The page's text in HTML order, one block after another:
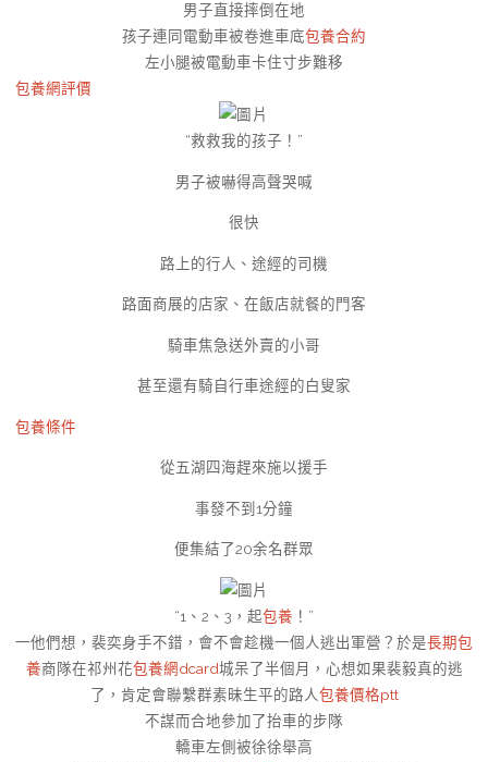
男子直接摔倒在地
孩子連同電動車被卷進車底包養合約
左小腿被電動車卡住寸步難移
包養網評價
“救救我的孩子！”
男子被嚇得高聲哭喊
很快
路上的行人、途經的司機
路面商展的店家、在飯店就餐的門客
騎車焦急送外賣的小哥
甚至還有騎自行車途經的白叟家
包養條件
從五湖四海趕來施以援手
事發不到1分鐘
便集結了20余名群眾
“1、2、3，起包養 ！”
一他們想，裴奕身手不錯，會不會趁機一個人逃出軍營？於是長期包
養商隊在祁州花包養網dcard城呆了半個月，心想如果裴毅真的逃
了，肯定會聯繫群素昧生平的路人包養價格ptt
不謀而合地參加了抬車的步隊
轎車左側被徐徐舉高